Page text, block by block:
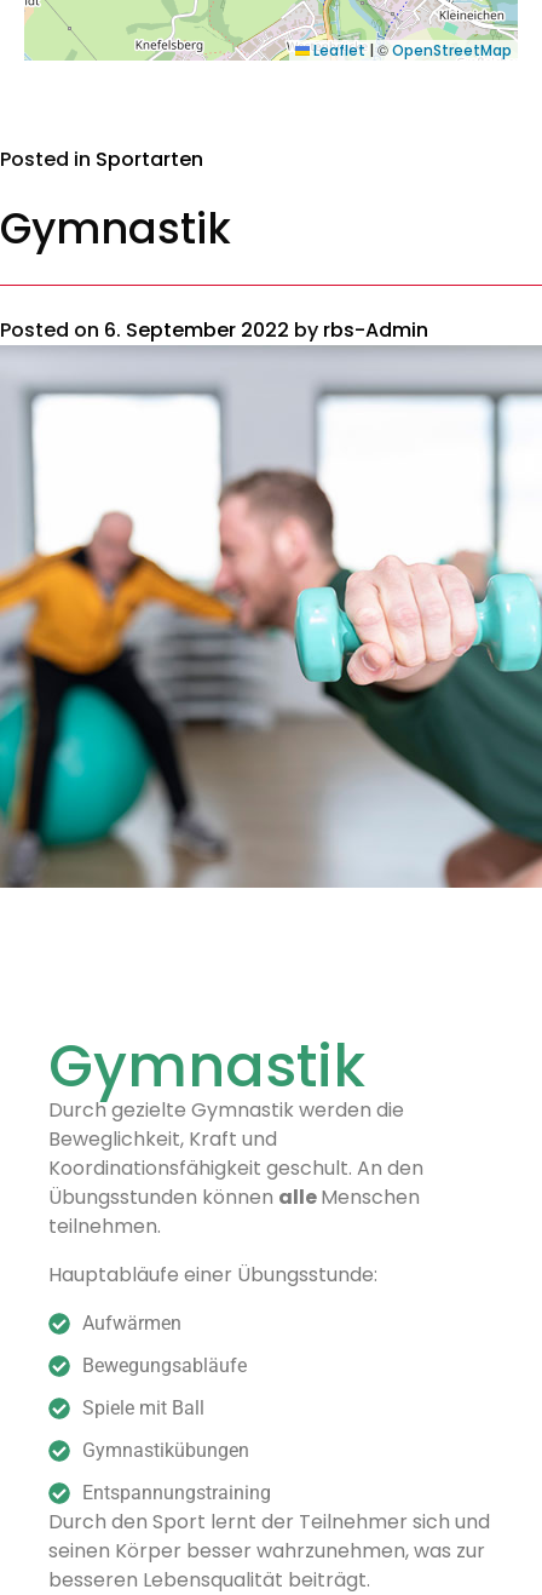
Leaflet |©OpenStreetMap
Posted in Sportarten
Gymnastik
Posted on 6. September 2022 by rbs-Admin
Gymnastik
Durch gezielte Gymnastik werden die
Beweglichkeit, Kraft und
Koordinationsfähigkeit geschult. An den
Übungsstunden können alleMenschen
teilnehmen.
Hauptabläufe einer Übungsstunde:
Aufwärmen
Bewegungsabläufe
Spiele mit Ball
Gymnastikübungen
Entspannungstraining
Durch den Sport lernt der Teilnehmer sich und
seinen Körper besser wahrzunehmen, was zur
besseren Lebensqualität beiträgt.